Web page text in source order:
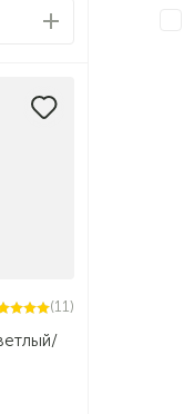
(11)